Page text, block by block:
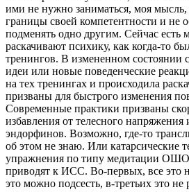
ими не нужно заниматься, моя мысль,
границы своей компетентности и не
подменять одно другим. Сейчас есть
раскачивают психику, как когда-то
тренингов. В измененном состоянии
идеи или новые поведенческие
на тех тренингах и происходила
призваны для быстрого изменения
Современные практики призваны
избавления от телесного напряжения
эндорфинов. Возможно, где-то
об этом не знаю. Или катарсические
упражнения по типу медитации
приводят к ИСС. Во-первых, все это
это можно подсесть, в-третьих это